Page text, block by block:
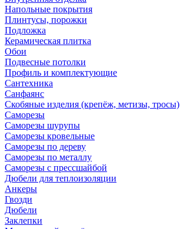
Напольные покрытия
Плинтусы, порожки
Подложка
Керамическая плитка
Обои
Подвесные потолки
Профиль и комплектующие
Сантехника
Санфаянс
Скобяные изделия (крепёж, метизы, тросы)
Саморезы
Саморезы шурупы
Саморезы кровельные
Саморезы по дереву
Саморезы по металлу
Саморезы с прессшайбой
Дюбели для теплоизоляции
Анкеры
Гвозди
Дюбели
Заклепки